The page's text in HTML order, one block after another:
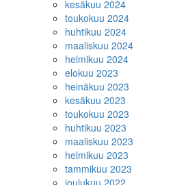
kesäkuu 2024
toukokuu 2024
huhtikuu 2024
maaliskuu 2024
helmikuu 2024
elokuu 2023
heinäkuu 2023
kesäkuu 2023
toukokuu 2023
huhtikuu 2023
maaliskuu 2023
helmikuu 2023
tammikuu 2023
joulukuu 2022